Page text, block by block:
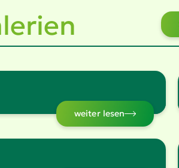
weiter lesen